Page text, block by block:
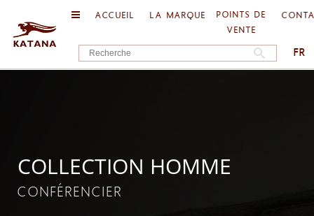
ACCUEIL LA MARQUE
POINTS DE
VENTE
FR
COLLECTION HOMME
CONFÉRENCIER